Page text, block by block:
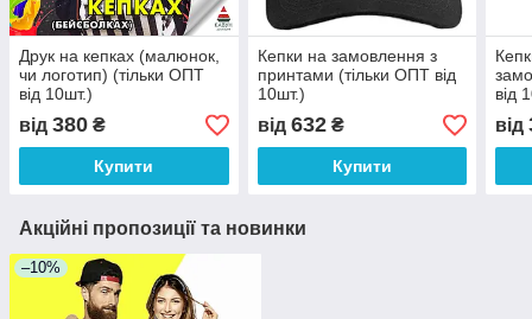
Друк на кепках (малюнок,
чи логотип) (тільки ОПТ
від 10шт.)
від 380 ₴
Купити
Кепки на замовлення з
принтами (тільки ОПТ від
10шт.)
від 632₴
Купити
від
від
Акційні пропозиції та новинки
–10%